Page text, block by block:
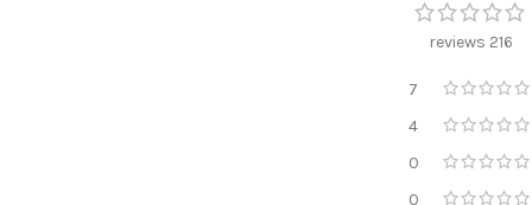
216 reviews
7
4
0
0